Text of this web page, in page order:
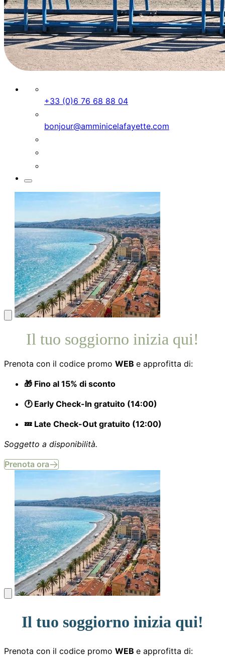
+33 (0)6 76 68 88 04
bonjour@amminicelafayette.com
Il tuo soggiorno inizia qui!
Prenota con il codice promo WEB e approfitta di:
🎁 Fino al 15% di sconto
🕐 Early Check-In gratuito (14:00)
💤 Late Check-Out gratuito (12:00)
Soggetto a disponibilità.
Prenota ora
Il tuo soggiorno inizia qui!
Prenota con il codice promo WEB e approfitta di: